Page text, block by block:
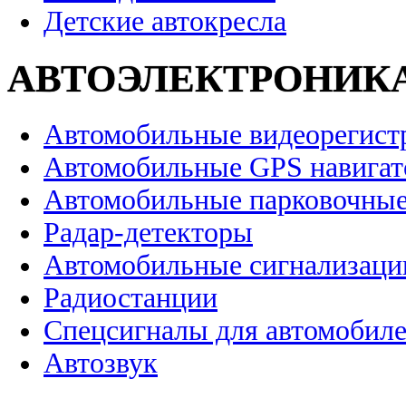
Детские автокресла
Автомобильные
Автомобильные GPS
Автомобильные
Радар-детекторы
Автомобильные
Радиостанции
Спецсигналы для
Автозвук